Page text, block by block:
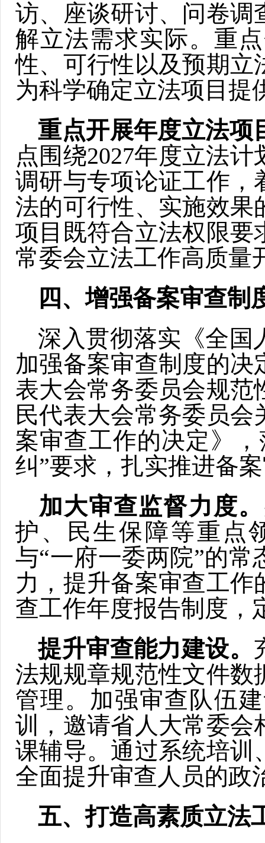
访、座谈研讨、问卷调
解立法需求实际。重
性、可行性以及预期立
为科学确定立法项目提
重点开展年度立法项
点围绕2027年度立法
调研与专项论证工作，
法的可行性、实施效果
项目既符合立法权限要
常委会立法工作高质量
四 、增强备案审查制
深入贯彻落实《全国
加强备案审查制度的
表大会常务委员会规范
民代表大会常务委员
案审查工作的决定》
纠”要求，扎实推进备
加大审查监督力度。
护、民生保障等重点
与“一府一委两院”的
力，提升备案审查工
查工作年度报告制度，
提升审查能力建设。
法规规章规范性文件数
管理。加强审查队伍
训，邀请省人大常委会
课辅导。通过系统培训
全面提升审查人员的政
五、打造高素质立法